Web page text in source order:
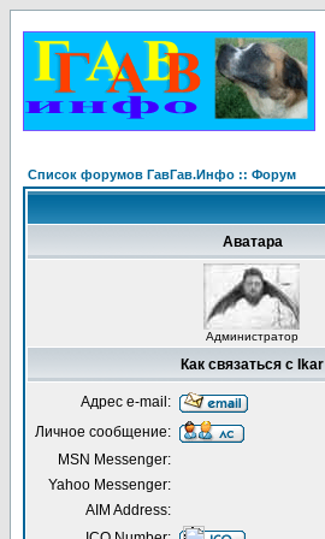
Список форумов ГавГав.Инфо :: Форум
Аватара
Администратор
Как связаться с Ikar
Адрес e-mail:
Личное сообщение:
MSN Messenger:
Yahoo Messenger:
AIM Address: